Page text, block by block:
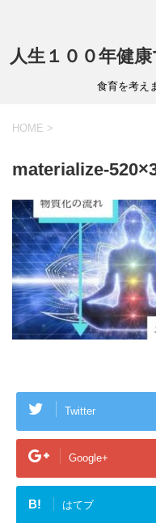
人生１００年健
食育を考え
HOME >
materialize-
Twitter
Google+
B! はてブ